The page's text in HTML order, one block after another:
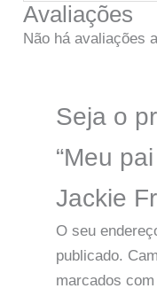
Avaliações
Não há avaliações
Seja o
“Meu
Jackie
O seu
publicado.
marcados com